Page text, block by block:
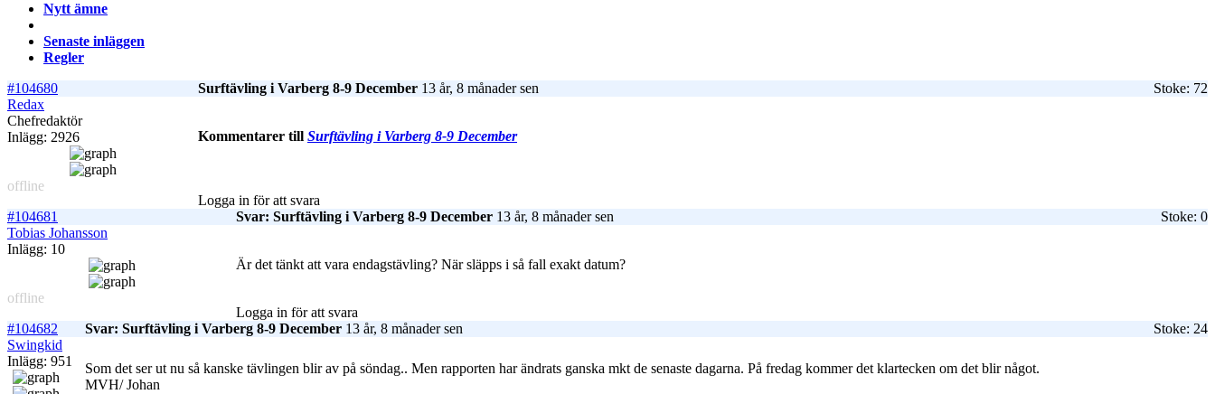
Nytt ämne
Senaste inläggen
Regler
#104680
Surftävling i Varberg 8-9 December 13 år, 8 månader sen
Stoke: 72
Redax
Chefredaktör
Inlägg: 2926
offline
Kommentarer till Surftävling i Varberg 8-9 December
Logga in för att svara
#104681
Svar: Surftävling i Varberg 8-9 December 13 år, 8 månader sen
Stoke: 0
Tobias Johansson
Inlägg: 10
offline
Är det tänkt att vara endagstävling? När släpps i så fall exakt datum?
Logga in för att svara
#104682
Svar: Surftävling i Varberg 8-9 December 13 år, 8 månader sen
Stoke: 24
Swingkid
Inlägg: 951
Som det ser ut nu så kanske tävlingen blir av på söndag.. Men rapporten har ändrats ganska mkt de senaste dagarna. På fredag kommer det klartecken om det blir något.
MVH/ Johan